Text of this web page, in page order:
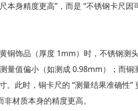
身精度更高”，而是 “不锈钢卡尺因
铜饰品（厚度 1mm）时，不锈钢测
量值偏小（如测成 0.98mm）；而铜
。此时，铜卡尺的 “测量结果准确性”
材质本身的精度更高。